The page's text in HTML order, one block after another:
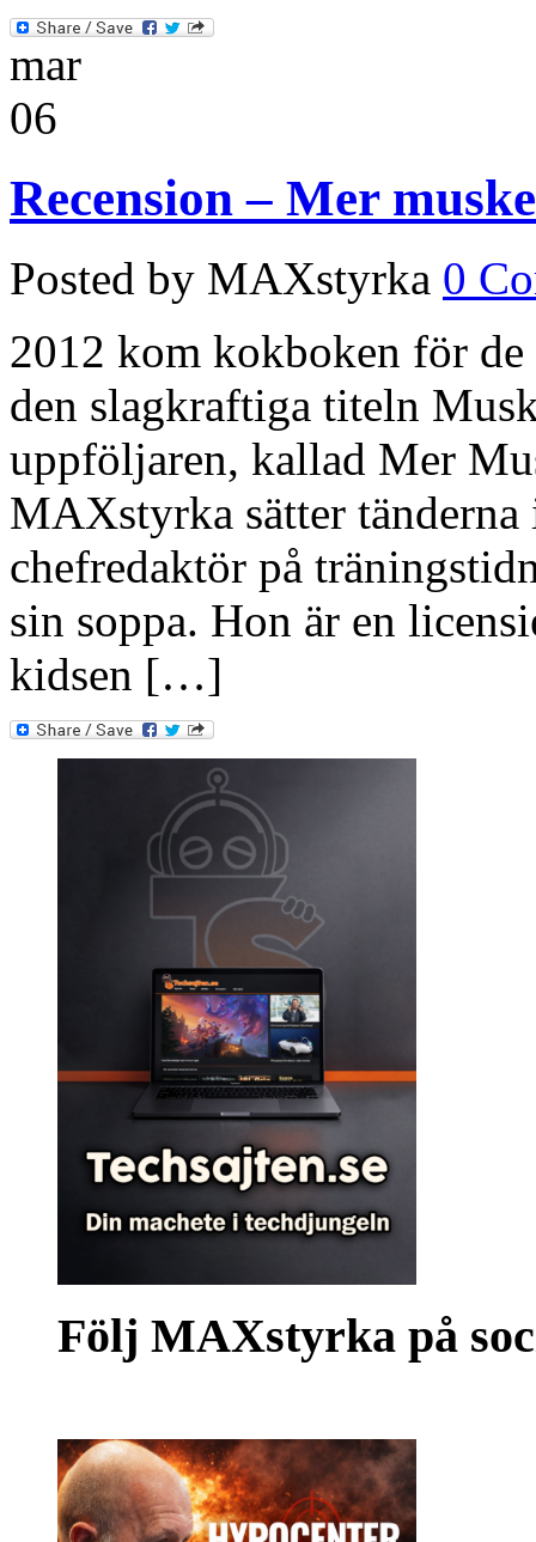
mar
06
Recension – Mer
Posted by MAXstyrka 0
2012 kom kokboken för
den slagkraftiga titeln
uppföljaren, kallad Mer
MAXstyrka sätter
chefredaktör på
sin soppa. Hon är en
kidsen […]
Följ MAXstyrka på